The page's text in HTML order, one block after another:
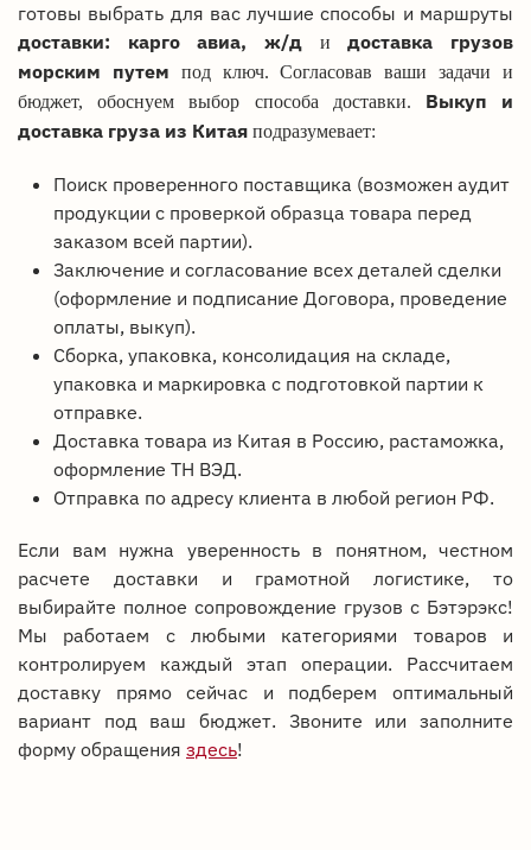
готовы выбрать для вас лучшие способы и маршруты
доставки: карго авиа, ж/д
идоставка грузов
морским путем
под ключ. Согласовав ваши задачи и
бюджет, обоснуем выбор способа доставки. Выкуп и
доставка груза из Китая подразумевает:
Поиск проверенного поставщика (возможен аудит
продукции с проверкой образца товара перед
заказом всей партии).
Заключение и согласование всех деталей сделки
(оформление и подписание Договора, проведение
оплаты, выкуп).
Сборка, упаковка, консолидация на складе,
упаковка и маркировка с подготовкой партии к
отправке.
Доставка товара из Китая в Россию, растаможка,
оформление ТН ВЭД.
Отправка по адресу клиента в любой регион РФ.
Если вам нужна уверенность в понятном, честном
расчете доставки и грамотной логистике, то
выбирайте полное сопровождение грузов с Бэтэрэкс!
Мы работаем с любыми категориями товаров и
контролируем каждый этап операции. Рассчитаем
доставку прямо сейчас и подберем оптимальный
вариант под ваш бюджет. Звоните или заполните
форму обращения здесь!